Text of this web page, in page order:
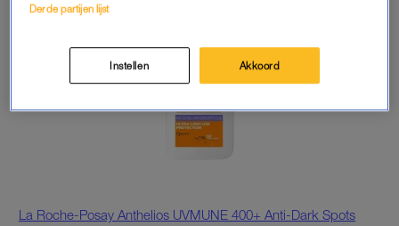
La Roche-Posay Anthelios UVMUNE 400+ Anti-Dark Spots
Derde partijen lijst
Instellen Akkoord